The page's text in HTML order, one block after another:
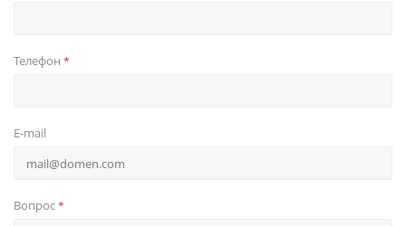
Телефон *
E-mail
Вопрос*